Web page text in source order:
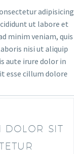
adipisicing
ut labore et
minim veniam, quis
nisi ut aliquip
aute irure dolor in
esse cillum dolore
DOLOR SIT